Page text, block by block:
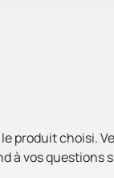
produit choisi.
à vos questions